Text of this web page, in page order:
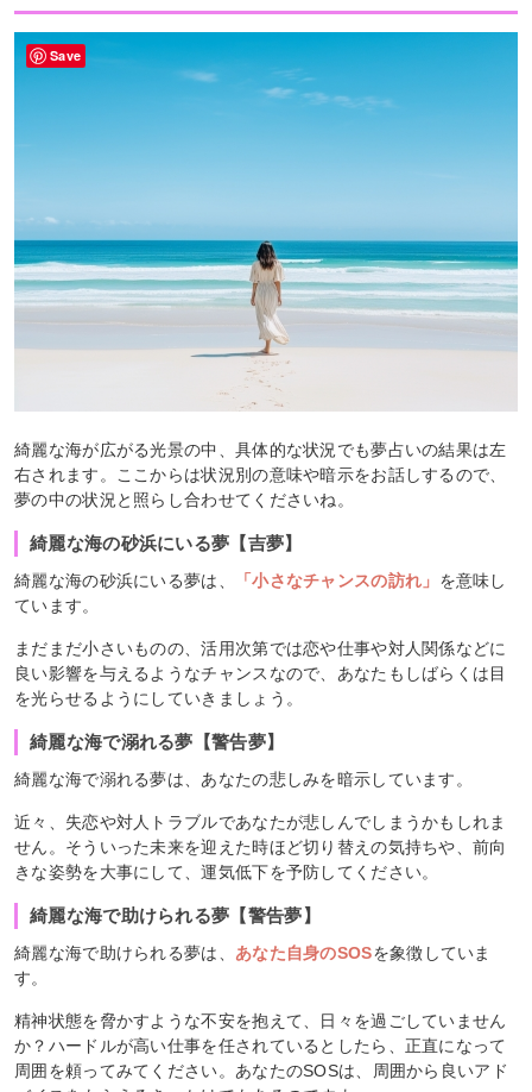
綺麗な海が広がる光景の中、具体的な状況でも夢占いの結果は左
右されます。ここからは状況別の意味や暗示をお話しするので、
夢の中の状況と照らし合わせてくださいね。
綺麗な海の砂浜にいる夢【吉夢】
綺麗な海の砂浜にいる夢は、 「小さなチャンスの訪れ」 を意味し
ています。
まだまだ小さいものの、活用次第では恋や仕事や対人関係などに
良い影響を与えるようなチャンスなので、あなたもしばらくは目
を光らせるようにしていきましょう。
綺麗な海で溺れる夢【警告夢】
綺麗な海で溺れる夢は、あなたの悲しみを暗示しています。
近々、失恋や対人トラブルであなたが悲しんでしまうかもしれま
せん。そういった未来を迎えた時ほど切り替えの気持ちや、前向
きな姿勢を大事にして、運気低下を予防してください。
綺麗な海で助けられる夢【警告夢】
綺麗な海で助けられる夢は、 あなた自身のSOSを象徴していま
す。
精神状態を脅かすような不安を抱えて、日々を過ごしていません
か？ハードルが高い仕事を任されているとしたら、正直になって
周囲を頼ってみてください。あなたのSOSは、周囲から良いアド
Save